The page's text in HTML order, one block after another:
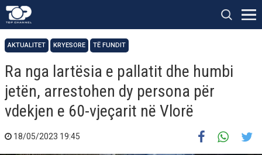
AKTUALITET KRYESORE TË FUNDIT
Ra nga lartësia e pallatit dhe humbi
jetën, arrestohen dy persona për
vdekjen e 60-vjeçarit në Vlorë
18/05/2023 19:45